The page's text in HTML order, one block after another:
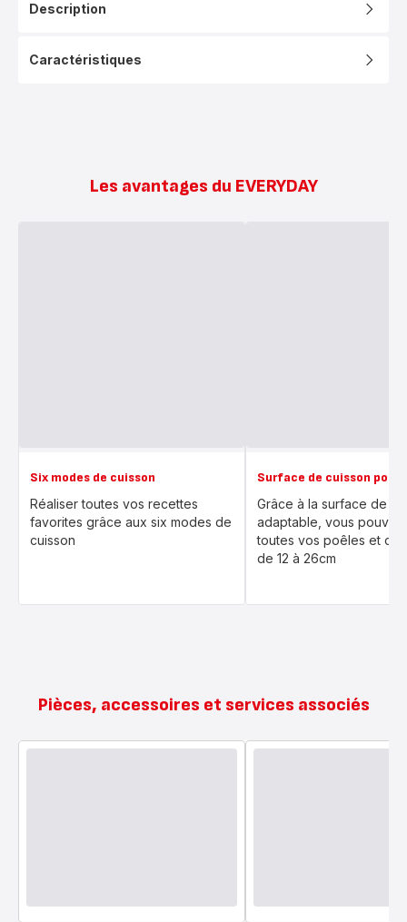
Description
Caractéristiques
Les avantages du EVERYDAY
Six modes de cuisson
Réaliser toutes vos recettes
favorites grâce aux six modes de
cuisson
Surface de cuisson
Grâce à la surface de
adaptable, vous pouvez
toutes vos poêles et
de 12 à 26cm
Pièces, accessoires et services associés